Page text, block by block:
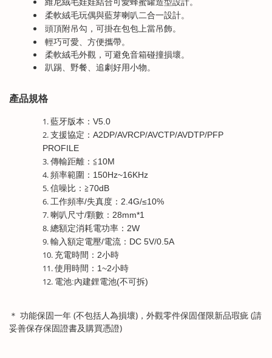
柔軟絨毛玩偶與藍芽喇叭二合一設計。
頭頂附吊勾，可掛在包包上當吊飾。
輕巧可愛、方便攜帶。
柔軟絨毛外觀，可避免音箱碰撞損壞。
趴踢、野餐、追劇好用小物。
產品規格
藍牙版本：V5.0
支援協定：A2DP/AVRCP/AVCTP/AVDTP/PFP
PROFILE
傳輸距離：≦10M
頻率範圍：150Hz~16KHz
信噪比：≧70dB
工作頻率/失真度：2.4G/≤10%
喇叭尺寸/顆數：28mm*1
總額定消耗電功率：2W
輸入額定電壓/電流：DC 5V/0.5A
充電時間：2小時
使用時間：1~2小時
電池:內建鋰電池(不可拆)
＊ 功能保固一年 (不包括人為損壞)，外觀零件保固僅限新品瑕疵 (請
妥善保存保固證書及購買憑證)